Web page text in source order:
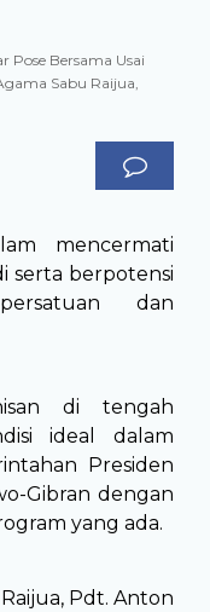
Pose Bersama Usai
Sabu Raijua,
mencermati
serta berpotensi
dan
di tengah
ideal dalam
Presiden
Gibran dengan
yang ada.
Pdt. Anton